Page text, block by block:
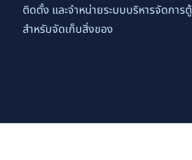
ติดตั้ง และจำหน่ายระบบบริหารจัดการตู้
สำหรับจัดเก็บสิ่งของ